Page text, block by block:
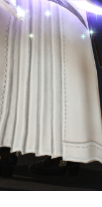
ングスカート
インナーパンツ付きスカート
ショートパンツ
三分丈
分丈
ハーフパンツ